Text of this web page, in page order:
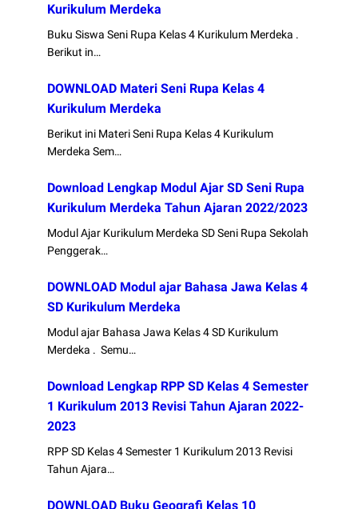
Kurikulum Merdeka
Buku Siswa Seni Rupa Kelas 4 Kurikulum Merdeka .
Berikut in…
DOWNLOAD Materi Seni Rupa Kelas 4
Kurikulum Merdeka
Berikut ini Materi Seni Rupa Kelas 4 Kurikulum
Merdeka Sem…
Download Lengkap Modul Ajar SD Seni Rupa
Kurikulum Merdeka Tahun Ajaran 2022/2023
Modul Ajar Kurikulum Merdeka SD Seni Rupa Sekolah
Penggerak…
DOWNLOAD Modul ajar Bahasa Jawa Kelas 4
SD Kurikulum Merdeka
Modul ajar Bahasa Jawa Kelas 4 SD Kurikulum
Merdeka . Semu…
Download Lengkap RPP SD Kelas 4 Semester
1 Kurikulum 2013 Revisi Tahun Ajaran 2022-
2023
RPP SD Kelas 4 Semester 1 Kurikulum 2013 Revisi
Tahun Ajara…
DOWNLOAD Buku Geografi Kelas 10